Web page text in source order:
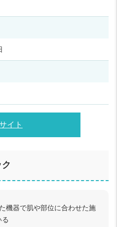
イト
機器で肌や部位に合わせた施